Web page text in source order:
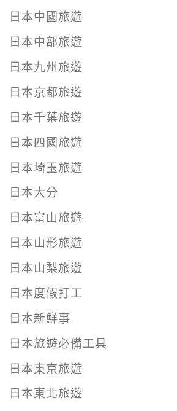
日本中國旅遊
日本中部旅遊
日本九州旅遊
日本京都旅遊
日本千葉旅遊
日本四國旅遊
日本埼玉旅遊
日本大分
日本富山旅遊
日本山形旅遊
日本山梨旅遊
日本度假打工
日本新鮮事
日本旅遊必備工具
日本東京旅遊
日本東北旅遊